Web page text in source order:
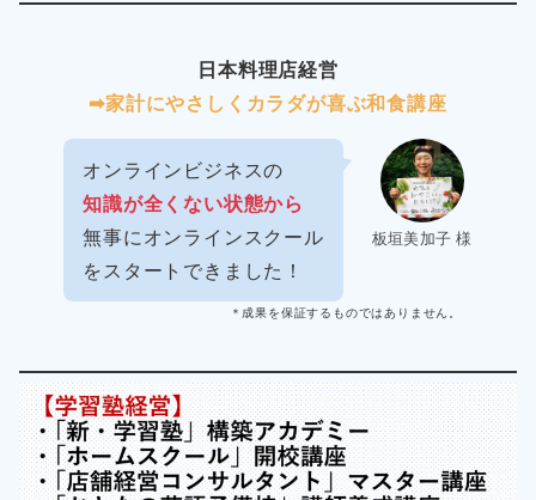
日本料理店経営
➡︎家計にやさしくカラダが喜ぶ和食講座
板垣美加子 様
オンラインビジネスの
知識が全くない状態から
無事にオンラインスクール
をスタートできました！
＊成果を保証するものではありません。